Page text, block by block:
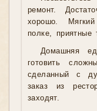
ремонт.
хорошо.
полке,
Домашняя
готовить
сделанный с
заказ из
заходят.